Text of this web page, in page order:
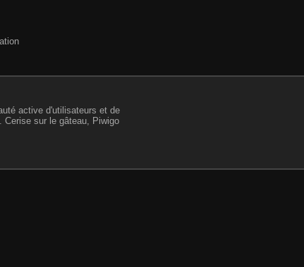
active d'utilisateurs et de
Cerise sur le gâteau, Piwigo